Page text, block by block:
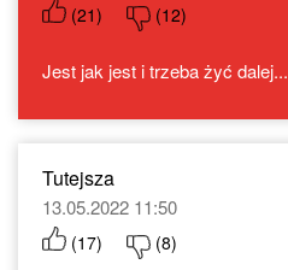
(21) (12)
Jest jak jest i trzeba żyć dalej...
Tutejsza
13.05.2022 11:50
(17) (8)